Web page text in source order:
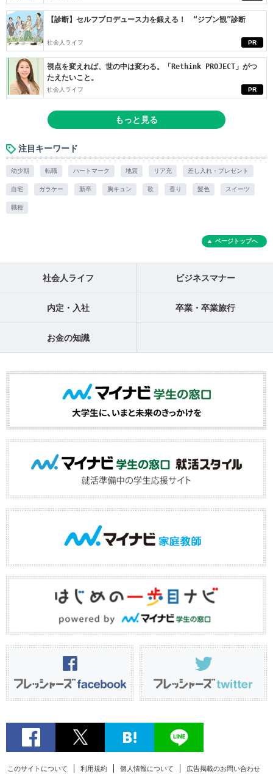
PR
【診断】セルフプロデュース力を鍛える！ “ジブン観”診断
社会人ライフ
PR
視点を変えれば、世の中は変わる。「Rethink PROJECT」がつ
たえたいこと。
社会人ライフ
もっと見る
注目キーワード
幼少期 転職 ハートマーク 地震 リア充 差し入れ・プレゼント
自宅 ガラケー 新卒 胸キュン 歌 香り 髪色 スイーツ
職種
ページトップへ
社会人ライフ ビジネスマナー
内定・入社 卒業・卒業旅行
お金の知識
このサイトについて 利用規約 個人情報について 広告掲載のお問い合わせ